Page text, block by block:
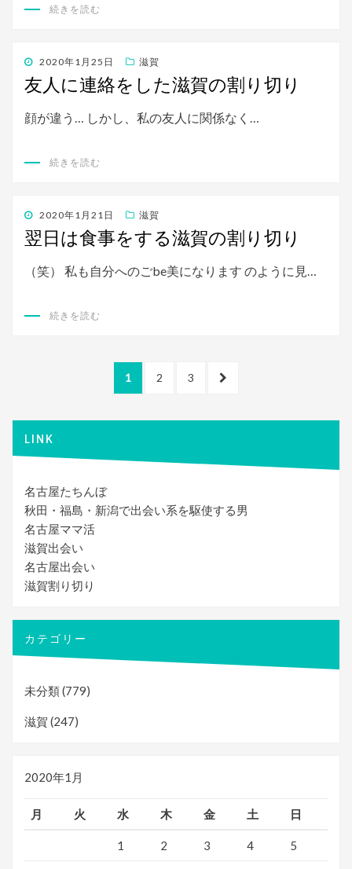
続きを読む
投
稿
日:
2020年1月25日 滋賀
友人に連絡をした滋賀の割り切り
顔が違う… しかし、私の友人に関係なく…
続きを読む
投
稿
日:
2020年1月21日 滋賀
翌日は食事をする滋賀の割り切り
（笑） 私も自分へのごbe美になります のように見…
続きを読む
ナ
ビ
ー
シ
ョ
ン
ペ
ー
1
ペ
2
ペ
3
次
LINK
名古屋たちんぼ
秋田・福島・新潟で出会い系を駆使する男
名古屋ママ活
滋賀出会い
名古屋出会い
滋賀割り切り
カテゴリー
未分類(779)
滋賀 (247)
2020年1月
月 火 水 木 金 土 日
1 2 3 4 5